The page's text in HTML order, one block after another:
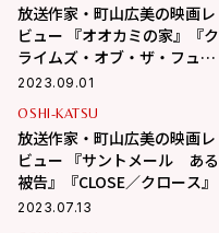
放送作家・町山広美の映画レ
ビュー 『オオカミの家』『ク
ライムズ・オブ・ザ・フュー
チャー』
2023.09.01
OSHI-KATSU
放送作家・町山広美の映画レ
ビュー 『サントメール ある
被告』『CLOSE／クロース』
2023.07.13